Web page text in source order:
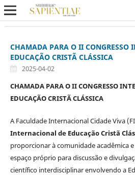
CHAMADA PARA O II CONGRESSO
EDUCAÇÃO CRISTÃ CLÁSSICA
2025-04-02
CHAMADA PARA O II CONGRESSO
EDUCAÇÃO CRISTÃ CLÁSSICA
A Faculdade Internacional Cidade Viva
Internacional de Educação Cristã
proporcionar à comunidade acadêmica
espaço próprio para discussão e
científico interdisciplinar envolvendo a